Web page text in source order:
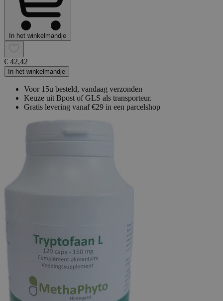
In het winkelmandje
€ 42,42
In het winkelmandje
Voor 15u besteld, vandaag verzonden
Keuze uit Bpost of GLS als transporteur.
Gratis levering vanaf €29 in een parcelshop